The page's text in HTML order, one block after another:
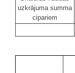
uzkrājuma summa
cipariem